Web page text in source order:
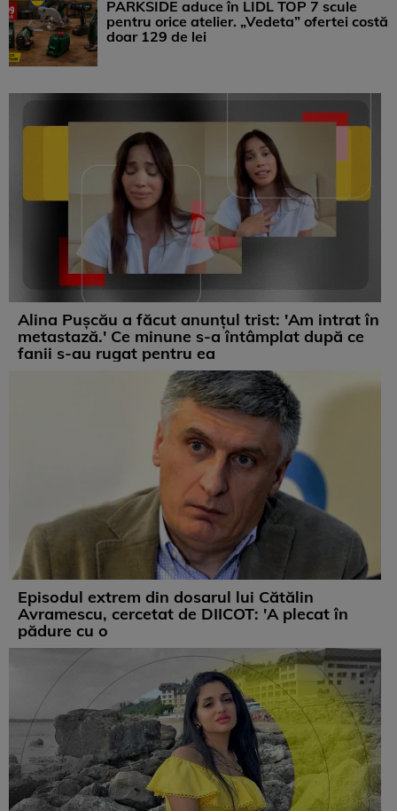
PARKSIDE aduce în LIDL TOP 7 scule
pentru orice atelier. „Vedeta” ofertei costă
doar 129 de lei
Alina Pușcău a făcut anunțul trist: 'Am intrat în
metastază.' Ce minune s-a întâmplat după ce
fanii s-au rugat pentru ea
Episodul extrem din dosarul lui Cătălin
Avramescu, cercetat de DIICOT: 'A plecat în
pădure cu o